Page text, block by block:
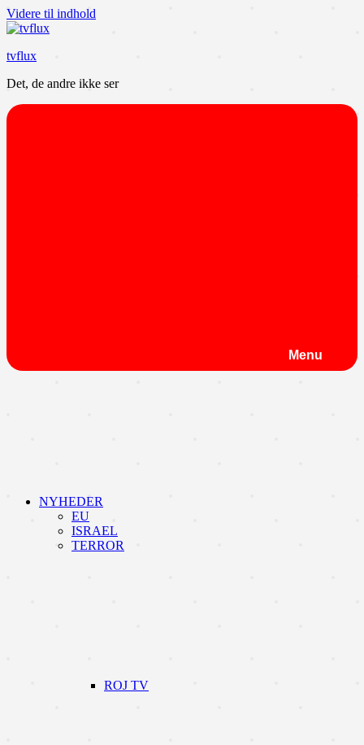
Videre til indhold
tvflux
Det, de andre ikke ser
Menu
NYHEDER
EU
ISRAEL
TERROR
ROJ TV